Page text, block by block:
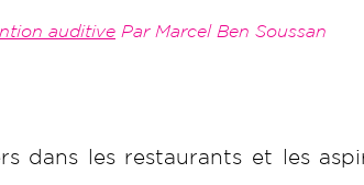
auditive Par Marcel Ben Soussan
dans les restaurants et les